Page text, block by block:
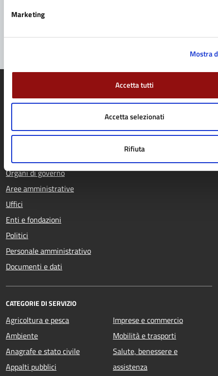
Marketing
Mostra
Accetta tutti
Accetta selezionati
Rifiuta
Comune di Fidenza
Organi di governo
Aree amministrative
Uffici
Enti e fondazioni
Politici
Personale amministrativo
Documenti e dati
CATEGORIE DI SERVIZIO
Agricoltura e pesca
Ambiente
Anagrafe e stato civile
Appalti pubblici
Imprese e commercio
Mobilità e trasporti
Salute, benessere e
assistenza